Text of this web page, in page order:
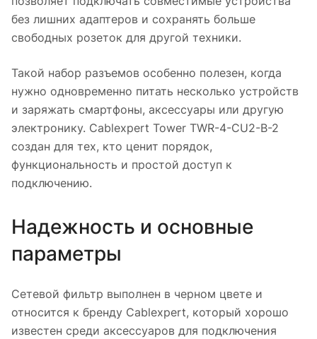
без лишних адаптеров и сохранять больше
свободных розеток для другой техники.
Такой набор разъемов особенно полезен, когда
нужно одновременно питать несколько устройств
и заряжать смартфоны, аксессуары или другую
электронику. Cablexpert Tower TWR-4-CU2-B-2
создан для тех, кто ценит порядок,
функциональность и простой доступ к
подключению.
Надежность и основные
параметры
Сетевой фильтр выполнен в черном цвете и
относится к бренду Cablexpert, который хорошо
известен среди аксессуаров для подключения